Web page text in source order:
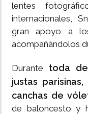
lentes
internacionales,
gran apoyo a
acompañándolos
Durante toda
justas
canchas de
de baloncesto y